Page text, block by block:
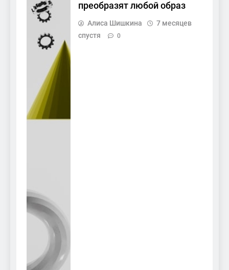
преобразят любой образ
Алиса Шишкина
7 месяцев
спустя
0